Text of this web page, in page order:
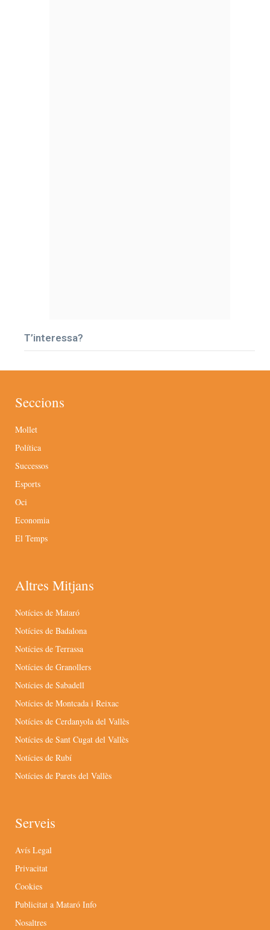
T’interessa?
Seccions
Mollet
Política
Successos
Esports
Oci
Economia
El Temps
Altres Mitjans
Notícies de Mataró
Notícies de Badalona
Notícies de Terrassa
Notícies de Granollers
Notícies de Sabadell
Notícies de Montcada i Reixac
Notícies de Cerdanyola del Vallès
Notícies de Sant Cugat del Vallès
Notícies de Rubí
Notícies de Parets del Vallès
Serveis
Avís Legal
Privacitat
Cookies
Publicitat a Mataró Info
Nosaltres